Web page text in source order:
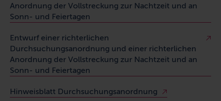
Anordnung der Vollstreckung zur Nachtzeit und an
Sonn- und Feiertagen
Entwurf einer richterlichen
Durchsuchungsanordnung und einer richterlichen
Anordnung der Vollstreckung zur Nachtzeit und an
Sonn- und Feiertagen
Hinweisblatt Durchsuchungsanordnung